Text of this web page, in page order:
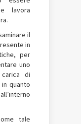
lavora
il
in
per
uno
di
quanto
tale